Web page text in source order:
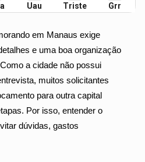
Uau Triste Grr
em Manaus exige
e uma boa organização
a cidade não possui
muitos solicitantes
para outra capital
Por isso, entender o
dúvidas, gastos